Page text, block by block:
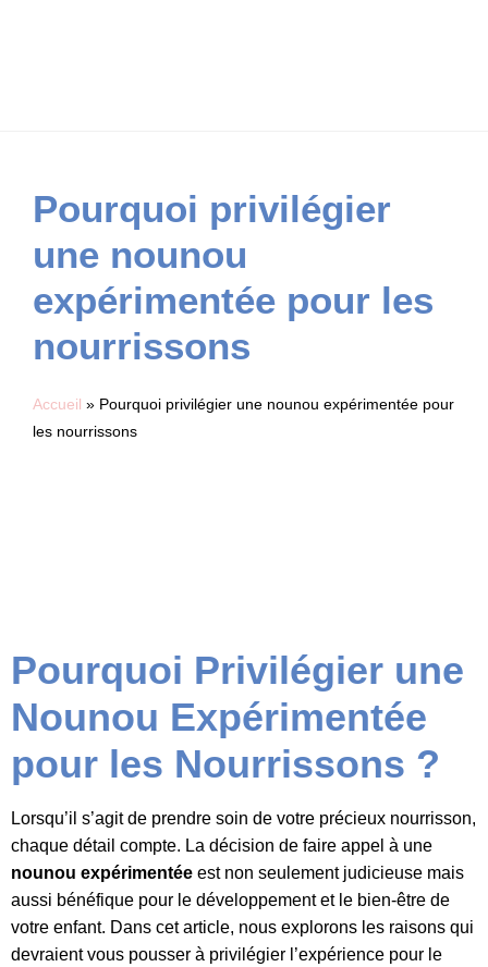
Pourquoi privilégier
une nounou
expérimentée pour les
nourrissons
Accueil » Pourquoi privilégier une nounou expérimentée pour
les nourrissons
Pourquoi Privilégier une
Nounou Expérimentée
pour les Nourrissons ?
Lorsqu’il s’agit de prendre soin de votre précieux nourrisson,
chaque détail compte. La décision de faire appel à une
nounou expérimentée est non seulement judicieuse mais
aussi bénéfique pour le développement et le bien-être de
votre enfant. Dans cet article, nous explorons les raisons qui
devraient vous pousser à privilégier l’expérience pour le